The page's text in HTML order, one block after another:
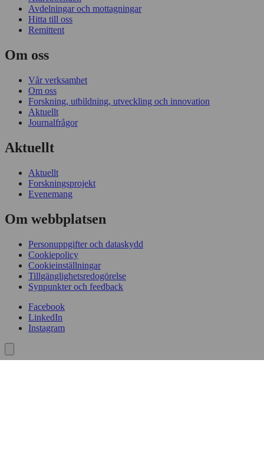
Avdelningar och mottagningar
Hitta till oss
Remittent
Om oss
Vår verksamhet
Om oss
Forskning, utbildning, utveckling och innovation
Aktuellt
Journalfrågor
Aktuellt
Aktuellt
Forskningsprojekt
Evenemang
Om webbplatsen
Personuppgifter och dataskydd
Cookiepolicy
Cookieinställningar
Tillgänglighetsredogörelse
Synpunkter och feedback
Facebook
LinkedIn
Instagram